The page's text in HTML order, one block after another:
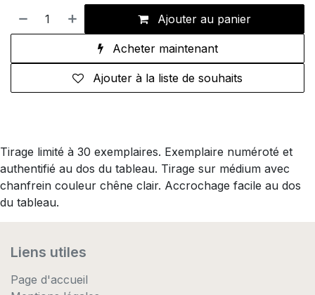
Ajouter au panier
Acheter maintenant
Ajouter à la liste de souhaits
Tirage limité à 30 exemplaires. Exemplaire numéroté et
authentifié au dos du tableau. Tirage sur médium avec
chanfrein couleur chêne clair. Accrochage facile au dos
du tableau.
Liens utiles
Page d'accueil